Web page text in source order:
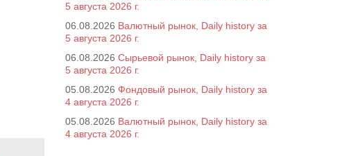
5 августа 2026 г.
06.08.2026 Валютный рынок, Daily history за
5 августа 2026 г.
06.08.2026 Сырьевой рынок, Daily history за
5 августа 2026 г.
05.08.2026 Фондовый рынок, Daily history за
4 августа 2026 г.
05.08.2026 Валютный рынок, Daily history за
4 августа 2026 г.